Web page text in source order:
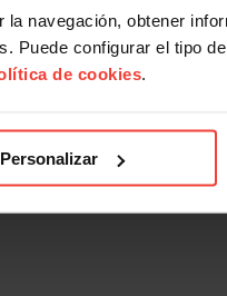
navegación, obtener
Puede configurar el tipo
de cookies.
Personalizar